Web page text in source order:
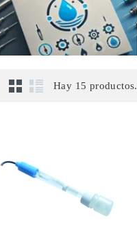
Hay 15 productos.